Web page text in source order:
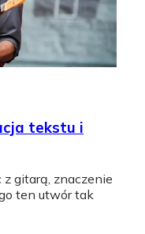
tekstu i
z gitarą, znaczenie
ten utwór tak